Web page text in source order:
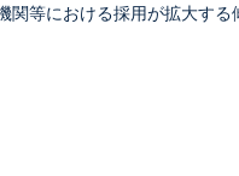
等における採用が拡大する